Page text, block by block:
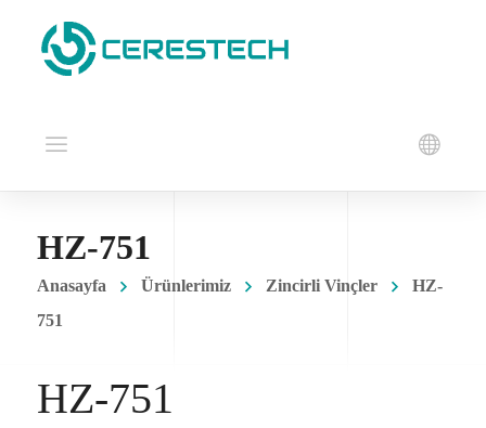
HZ-751
Anasayfa Ürünlerimiz Zincirli Vinçler
HZ-
751
HZ-751